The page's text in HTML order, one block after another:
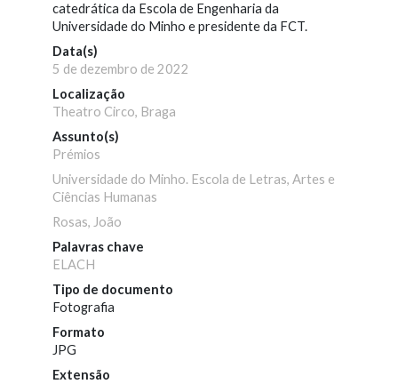
catedrática da Escola de Engenharia da
Universidade do Minho e presidente da FCT.
Data(s)
5 de dezembro de 2022
Localização
Theatro Circo, Braga
Assunto(s)
Prémios
Universidade do Minho. Escola de Letras, Artes e
Ciências Humanas
Rosas, João
Palavras chave
ELACH
Tipo de documento
Fotografia
Formato
JPG
Extensão